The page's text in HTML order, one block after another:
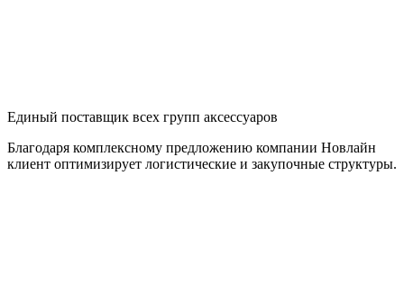
Единый поставщик всех групп аксессуаров
Благодаря комплексному предложению компании Новлайн
клиент оптимизирует логистические и закупочные структуры.